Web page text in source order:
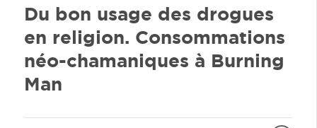
Du bon usage des drogues
en religion. Consommations
néo-chamaniques à Burning
Man